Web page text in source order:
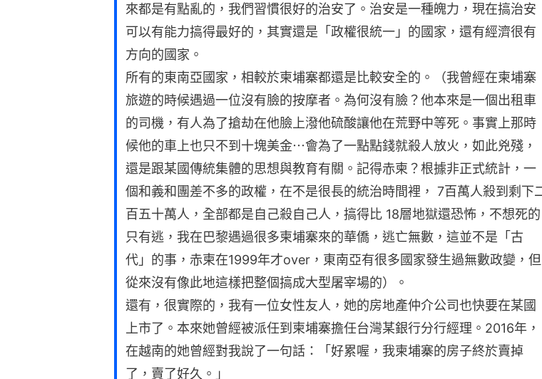
來都是有點亂的，我們習慣很好的治安了。治安是一種魄力，現在搞治安
可以有能力搞得最好的，其實還是「政權很統一」的國家，還有經濟很有
方向的國家。
所有的東南亞國家，相較於柬埔寨都還是比較安全的。（我曾經在柬埔寨
旅遊的時候遇過一位沒有臉的按摩者。為何沒有臉？他本來是一個出租車
的司機，有人為了搶劫在他臉上潑他硫酸讓他在荒野中等死。事實上那時
候他的車上也只不到十塊美金⋯會為了一點點錢就殺人放火，如此兇殘，
還是跟某國傳統集體的思想與教育有關。記得赤柬？根據非正式統計，一
個和義和團差不多的政權，在不是很長的統治時間裡， 7百萬人殺到剩下
百五十萬人，全部都是自己殺自己人，搞得比 18層地獄還恐怖，不想死的
只有逃，我在巴黎遇過很多柬埔寨來的華僑，逃亡無數，這並不是「古
代」的事，赤柬在1999年才over，東南亞有很多國家發生過無數政變，但
從來沒有像此地這樣把整個搞成大型屠宰場的）。
還有，很實際的，我有一位女性友人，她的房地產仲介公司也快要在某國
上市了。本來她曾經被派任到柬埔寨擔任台灣某銀行分行經理。2016年，
在越南的她曾經對我說了一句話：「好累喔，我柬埔寨的房子終於賣掉
了，賣了好久。」